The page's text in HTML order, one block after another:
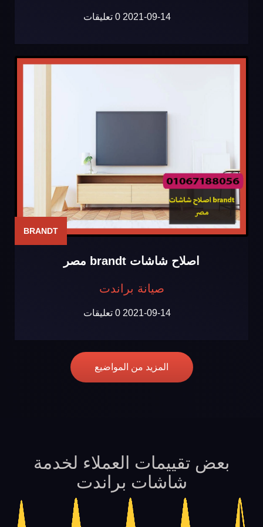
2021-09-14 0 تعليقات
BRANDT
اصلاح شاشات brandt مصر
صيانة براندت
2021-09-14 0 تعليقات
المزيد من المواضيع
بعض تقييمات العملاء لخدمة
شاشات براندت